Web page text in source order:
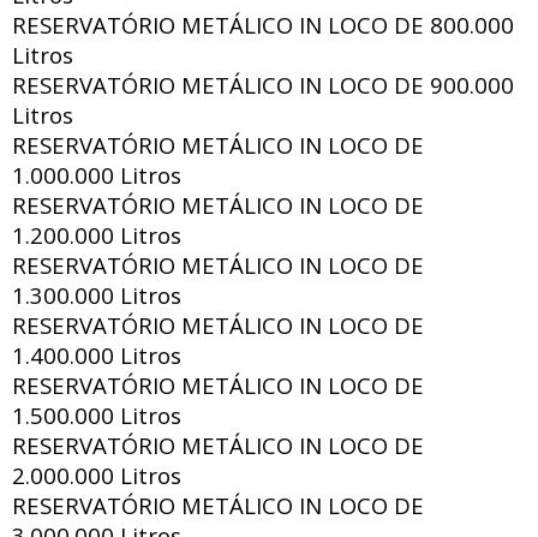
RESERVATÓRIO METÁLICO IN LOCO DE 800.000
Litros
RESERVATÓRIO METÁLICO IN LOCO DE 900.000
Litros
RESERVATÓRIO METÁLICO IN LOCO DE
1.000.000 Litros
RESERVATÓRIO METÁLICO IN LOCO DE
1.200.000 Litros
RESERVATÓRIO METÁLICO IN LOCO DE
1.300.000 Litros
RESERVATÓRIO METÁLICO IN LOCO DE
1.400.000 Litros
RESERVATÓRIO METÁLICO IN LOCO DE
1.500.000 Litros
RESERVATÓRIO METÁLICO IN LOCO DE
2.000.000 Litros
RESERVATÓRIO METÁLICO IN LOCO DE